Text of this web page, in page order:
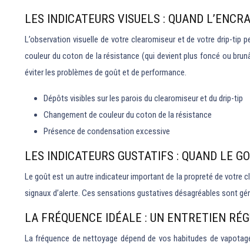
LES INDICATEURS VISUELS : QUAND
L’observation visuelle de votre clearomiseur et de votre drip-tip
couleur du coton de la résistance (qui devient plus foncé ou
éviter les problèmes de goût et de performance.
Dépôts visibles sur les parois du clearomiseur et du drip-tip
Changement de couleur du coton de la résistance
Présence de condensation excessive
LES INDICATEURS GUSTATIFS : QUAND LE
Le goût est un autre indicateur important de la propreté de votre
signaux d’alerte. Ces sensations gustatives désagréables sont
LA FRÉQUENCE IDÉALE : UN ENTRETIEN
La fréquence de nettoyage dépend de vos habitudes de